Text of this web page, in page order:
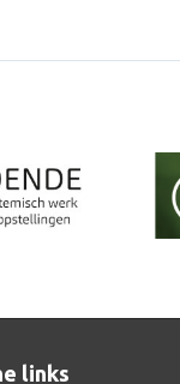
links